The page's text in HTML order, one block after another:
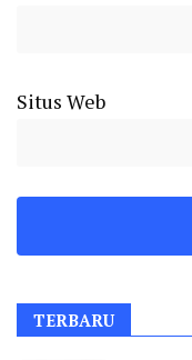
Situs Web
TERBARU